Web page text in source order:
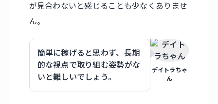
が見合わないと感じることも少なくありませ
ん。
デイトラちゃ
ん
簡単に稼げると思わず、長期
的な視点で取り組む姿勢がな
いと難しいでしょう。